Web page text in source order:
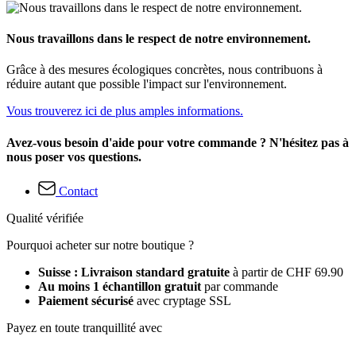
Nous travaillons dans le respect de notre environnement.
Grâce à des mesures écologiques concrètes, nous contribuons à
réduire autant que possible l'impact sur l'environnement.
Vous trouverez ici de plus amples informations.
Avez-vous besoin d'aide pour votre commande ? N'hésitez pas à
nous poser vos questions.
Contact
Qualité vérifiée
Pourquoi acheter sur notre boutique ?
Suisse : Livraison standard gratuite à partir de CHF 69.90
Au moins 1 échantillon gratuit par commande
Paiement sécurisé avec cryptage SSL
Payez en toute tranquillité avec